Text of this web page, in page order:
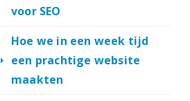
voor SEO
Hoe we in een week tijd
een prachtige website
maakten